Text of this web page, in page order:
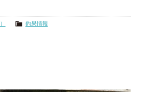
釣果情報